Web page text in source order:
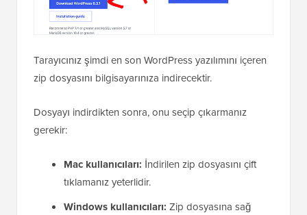
Tarayıcınız şimdi en son WordPress yazılımını içeren
zip dosyasını bilgisayarınıza indirecektir.
Dosyayı indirdikten sonra, onu seçip çıkarmanız
gerekir:
Mac kullanıcıları: İndirilen zip dosyasını çift
tıklamanız yeterlidir.
Windows kullanıcıları: Zip dosyasına sağ